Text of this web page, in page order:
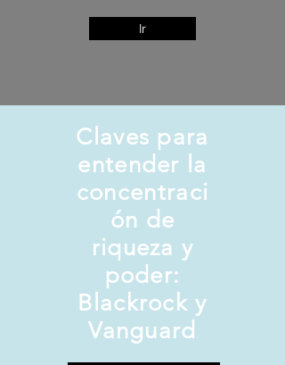
Ir
Claves para
entender la
concentraci
ón de
riqueza y
poder:
Blackrock y
Vanguard